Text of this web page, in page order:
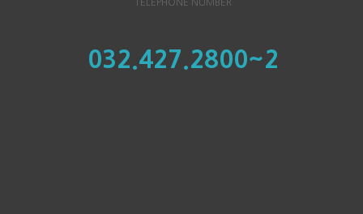
TELEPHONE NUMBER
032.427.2800~2